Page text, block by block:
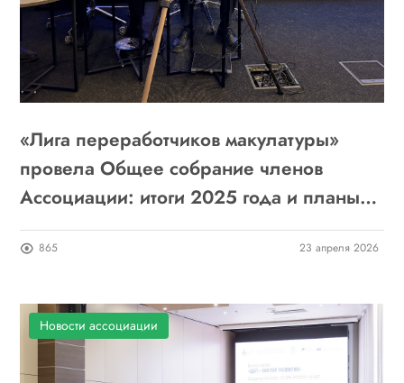
«Лига переработчиков макулатуры»
провела Общее собрание членов
Ассоциации: итоги 2025 года и планы
на 2026
865 23 апреля 2026
Новости ассоциации